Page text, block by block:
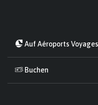
Auf Aéroports Voyages
Buchen